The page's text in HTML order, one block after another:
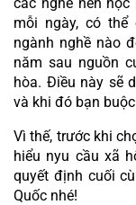
mỗi ngày, có
ngành nghề nào
năm sau nguồn
hòa. Điều này sẽ
và khi đó bạn
Vì thế, trước khi
hiểu nyu cầu xã
quyết định cuối
Quốc nhé!